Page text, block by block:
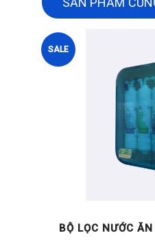
SALE
BỘ LỌC NƯỚC